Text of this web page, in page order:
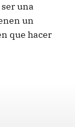
una
un
que hacer